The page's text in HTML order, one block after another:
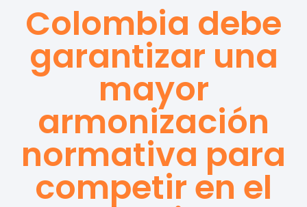
Colombia debe
garantizar una
mayor
armonización
normativa para
competir en el